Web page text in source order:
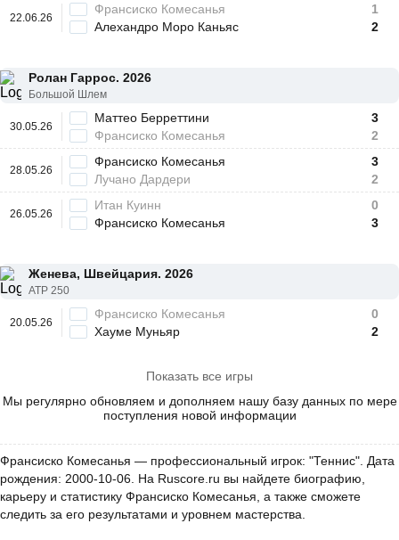
22.06.26
Франсиско Комесанья
Алехандро Моро Каньяс
1
2
Ролан Гаррос. 2026
Большой Шлем
30.05.26
Маттео Берреттини
Франсиско Комесанья
3
2
28.05.26
Франсиско Комесанья
Лучано Дардери
3
2
26.05.26
Итан Куинн
Франсиско Комесанья
0
3
Женева, Швейцария. 2026
ATP 250
20.05.26
Франсиско Комесанья
Хауме Муньяр
0
2
Показать все игры
Мы регулярно обновляем и дополняем нашу базу данных по мере
поступления новой информации
Франсиско Комесанья — профессиональный игрок: "Теннис". Дата
рождения: 2000-10-06. На Ruscore.ru вы найдете биографию,
карьеру и статистику Франсиско Комесанья, а также сможете
следить за его результатами и уровнем мастерства.